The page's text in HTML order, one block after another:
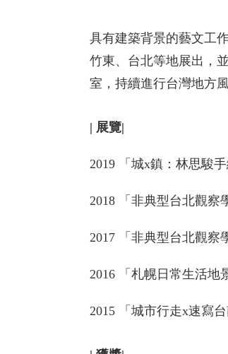
具有建築背景的藝文工
竹東、台北等地展出，
室，持續進行台灣地方
| 展覽|
2019 「城x鎮：林思駿
2018 「非典型台北觀察
2017 「非典型台北觀察
2016 「札幌日常生活地
2015 「城市行走x速寫